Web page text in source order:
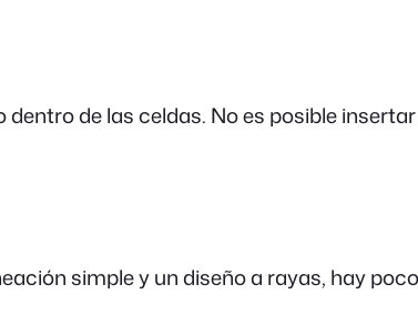
de las celdas. No es posible
simple y un diseño a rayas, hay